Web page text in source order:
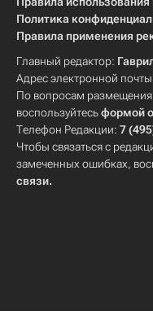
Политика
Правила применения
Главный редактор:
Адрес электронной
По вопросам
воспользуйтесьформой
Телефон Редакции: 7
Чтобы связаться с
замеченных ошибках,
связи.